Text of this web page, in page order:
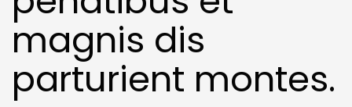
magnis dis
parturient montes.